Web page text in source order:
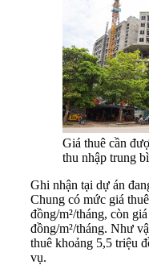
Giá thuê cần
thu nhập trung
Ghi nhận tại dự án
Chung có mức giá
đồng/m²/tháng, còn
đồng/m²/tháng. Như
thuê khoảng 5,5 triệu
vụ.